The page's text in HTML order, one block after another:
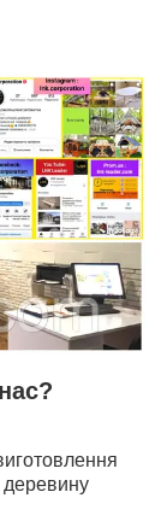
деревину